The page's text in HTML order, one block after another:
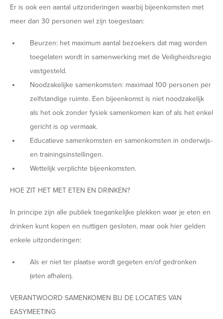
Er is ook een aantal uitzonderingen waarbij bijeenkomsten met
meer dan 30 personen wel zijn toegestaan:
Beurzen: het maximum aantal bezoekers dat mag worden
toegelaten wordt in samenwerking met de Veiligheidsregio
vastgesteld.
Noodzakelijke samenkomsten: maximaal 100 personen per
zelfstandige ruimte. Een bijeenkomst is niet noodzakelijk
als het ook zonder fysiek samenkomen kan of als het enkel
gericht is op vermaak.
Educatieve samenkomsten en samenkomsten in onderwijs-
en trainingsinstellingen.
Wettelijk verplichte bijeenkomsten.
HOE ZIT HET MET ETEN EN DRINKEN?
In principe zijn alle publiek toegankelijke plekken waar je eten en
drinken kunt kopen en nuttigen gesloten, maar ook hier gelden
enkele uitzonderingen:
Als er niet ter plaatse wordt gegeten en/of gedronken
(eten afhalen).
VERANTWOORD SAMENKOMEN BIJ DE LOCATIES VAN
EASYMEETING